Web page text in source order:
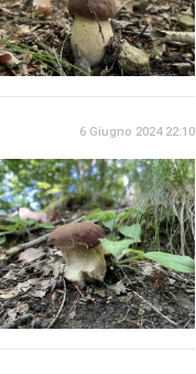
6 Giugno 2024 22:10